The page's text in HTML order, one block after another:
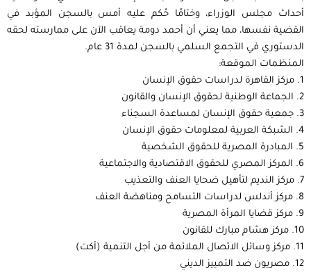
أحداث مجلس الوزراء، وختامًا حُكم عليه أمس بالسجن المؤبد في
القضية نفسها، مما يعني أن أحمد دومة يعاقب الآن على ممارسته لحقه
الدستوري في التجمع السلمي بالسجن لمدة 31 عام.
المنظمات الموقعة:
2. الجماعة الوطنية لحقوق الإنسان والقانون
3. جمعية حقوق الإنسان لمساعدة السجناء
4. الشبكة العربية لمعلومات حقوق الإنسان
5. المبادرة المصرية للحقوق الشخصية
6. المركز المصري للحقوق الاقتصادية والاجتماعية
7. مركز النديم لتأهيل ضحايا العنف والتعذيب
8. مركز أندلس لدراسات التسامح ومناهضة العنف
9. مركز قضايا المرأة المصرية
10. مركز هشام مبارك للقانون
11. مركز وسائل الاتصال الملائمة من أجل التنمية (أكت)
12. مصريون ضد التمييز الديني